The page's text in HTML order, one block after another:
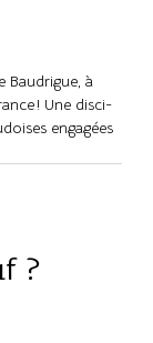
Baudrigue, à
! Une disci­
enga­gées
?